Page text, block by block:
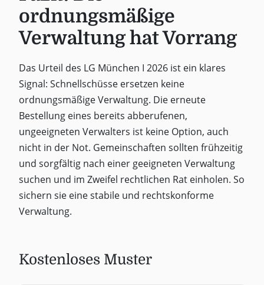
ordnungsmäßige
Verwaltung hat Vorrang
Das Urteil des LG München I 2026 ist ein klares
Signal: Schnellschüsse ersetzen keine
ordnungsmäßige Verwaltung. Die erneute
Bestellung eines bereits abberufenen,
ungeeigneten Verwalters ist keine Option, auch
nicht in der Not. Gemeinschaften sollten frühzeitig
und sorgfältig nach einer geeigneten Verwaltung
suchen und im Zweifel rechtlichen Rat einholen. So
sichern sie eine stabile und rechtskonforme
Verwaltung.
Kostenloses Muster